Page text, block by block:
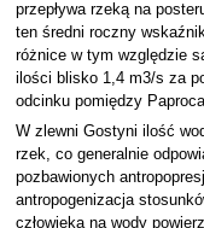
przepływa rzeką na
ten średni roczny
różnice w tym względzie
ilości blisko 1,4 m3/s za
odcinku pomiędzy
W zlewni Gostyni ilość
rzek, co generalnie
pozbawionych
antropogenizacja
człowieka na wody